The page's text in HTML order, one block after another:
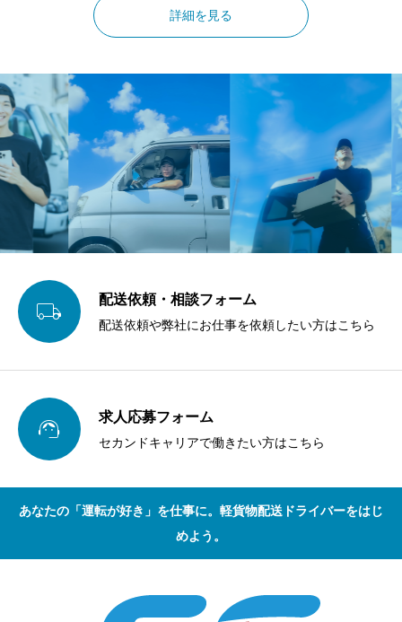
当社軽貨物事業部長は「相撲」で関取になる「夢」を断
念したものの軽貨物運送事業を通して、また違う「夢」
一度「夢」を見つけて目指しませんか？一同全力で応援
していきます。その全力で夢を応援する環境がお客様へ
還元します。
詳細を見る
 配送依頼・相談フォーム
配送依頼や弊社にお仕事を依頼したい方はこちら
 求人応募フォーム
セカンドキャリアで働きたい方はこちら
あなたの「運転が好き」を仕事に。軽貨物配送ドライバーをはじ
めよう。